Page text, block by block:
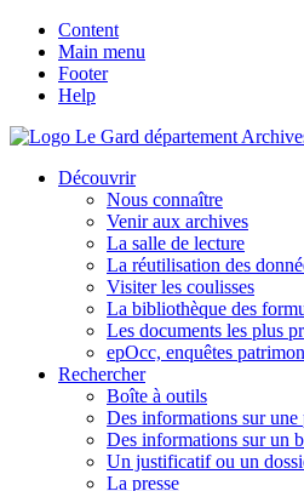
Content
Main menu
Footer
Help
Découvrir
Nous connaître
Venir aux archives
La salle de lecture
La réutilisation des
Visiter les coulisses
La bibliothèque des
Les documents les plus
epOcc, enquêtes
Rechercher
Boîte à outils
Des informations sur une
Des informations sur un
Un justificatif ou un
La presse